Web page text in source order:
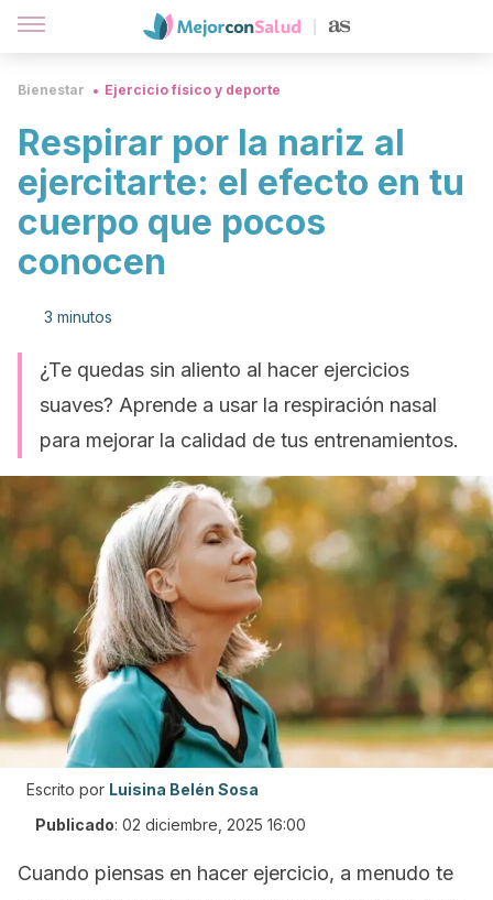
Bienestar Ejercicio físico y deporte
Respirar por la nariz al
ejercitarte: el efecto en tu
cuerpo que pocos
conocen
3 minutos
¿Te quedas sin aliento al hacer ejercicios
suaves? Aprende a usar la respiración nasal
para mejorar la calidad de tus entrenamientos.
Escrito por Luisina Belén Sosa
Publicado: 02 diciembre, 2025 16:00
Cuando piensas en hacer ejercicio, a menudo te